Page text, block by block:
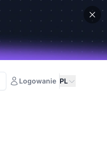
Logowanie PL